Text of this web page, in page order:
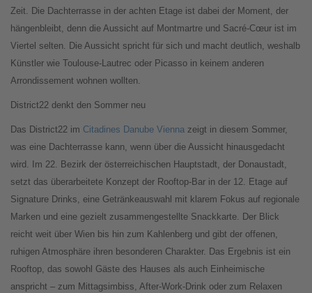
Zeit. Die Dachterrasse in der achten Etage ist dabei der Moment, der
hängenbleibt, denn die Aussicht auf Montmartre und Sacré-Cœur ist im
Viertel selten. Die Aussicht spricht für sich und macht deutlich, weshalb
Künstler wie Toulouse-Lautrec oder Picasso in keinem anderen
Arrondissement wohnen wollten.
District22 denkt den Sommer neu
Das District22 im Citadines Danube Vienna zeigt in diesem Sommer,
was eine Dachterrasse kann, wenn über die Aussicht hinausgedacht
wird. Im 22. Bezirk der österreichischen Hauptstadt, der Donaustadt,
setzt das überarbeitete Konzept der Rooftop-Bar in der 12. Etage auf
Signature Drinks, eine Getränkeauswahl mit klarem Fokus auf regionale
Marken und eine gezielt zusammengestellte Snackkarte. Der Blick
reicht weit über Wien bis hin zum Kahlenberg und gibt der offenen,
ruhigen Atmosphäre ihren besonderen Charakter. Das Ergebnis ist ein
Rooftop, das sowohl Gäste des Hauses als auch Einheimische
anspricht – zum Mittagsimbiss, After-Work-Drink oder zum Relaxen